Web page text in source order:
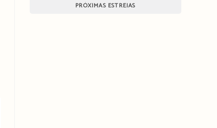
PRÓXIMAS ESTREIAS